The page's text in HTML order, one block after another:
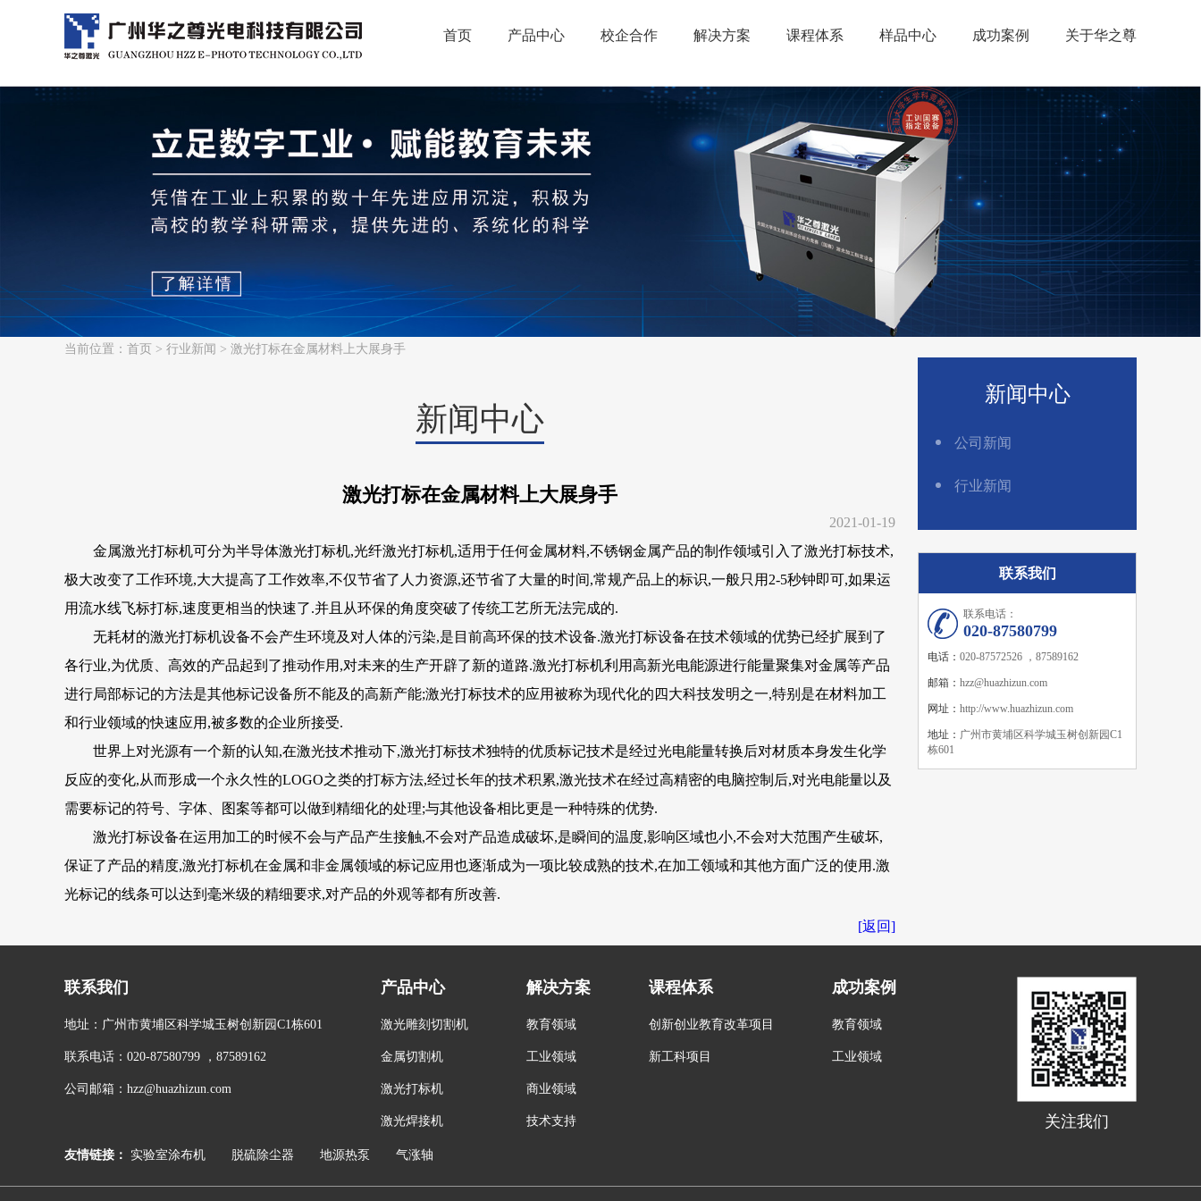
首页 产品中心 校企合作 解决方案 课程体系 样品中心 成功案例 关于华之尊
当前位置： 首页 > 行业新闻 > 激光打标在金属材料上大展身手
新闻中心
激光打标在金属材料上大展身手
2021-01-19
金属激光打标机可分为半导体激光打标机,光纤激光打标机,适用于任何金属材料,不锈钢金属产品的制作领域引入了激光打标技术,
极大改变了工作环境,大大提高了工作效率,不仅节省了人力资源,还节省了大量的时间,常规产品上的标识,一般只用2-5秒钟即可,如果运
用流水线飞标打标,速度更相当的快速了.并且从环保的角度突破了传统工艺所无法完成的.
无耗材的激光打标机设备不会产生环境及对人体的污染,是目前高环保的技术设备.激光打标设备在技术领域的优势已经扩展到了
各行业,为优质、高效的产品起到了推动作用,对未来的生产开辟了新的道路.激光打标机利用高新光电能源进行能量聚集对金属等产品
进行局部标记的方法是其他标记设备所不能及的高新产能;激光打标技术的应用被称为现代化的四大科技发明之一,特别是在材料加工
和行业领域的快速应用,被多数的企业所接受.
世界上对光源有一个新的认知,在激光技术推动下,激光打标技术独特的优质标记技术是经过光电能量转换后对材质本身发生化学
反应的变化,从而形成一个永久性的LOGO之类的打标方法,经过长年的技术积累,激光技术在经过高精密的电脑控制后,对光电能量以及
需要标记的符号、字体、图案等都可以做到精细化的处理;与其他设备相比更是一种特殊的优势.
激光打标设备在运用加工的时候不会与产品产生接触,不会对产品造成破坏,是瞬间的温度,影响区域也小,不会对大范围产生破坏,
保证了产品的精度,激光打标机在金属和非金属领域的标记应用也逐渐成为一项比较成熟的技术,在加工领域和其他方面广泛的使用.激
光标记的线条可以达到毫米级的精细要求,对产品的外观等都有所改善.
[返回]
新闻中心
公司新闻
行业新闻
联系我们
联系电话：
020-87580799
电话： 020-87572526 ，87589162
邮箱： hzz@huazhizun.com
网址： http://www.huazhizun.com
地址： 广州市黄埔区科学城玉树创新园C1
栋601
联系我们
地址：广州市黄埔区科学城玉树创新园C1栋601
联系电话：020-87580799 ，87589162
公司邮箱：hzz@huazhizun.com
产品中心
激光雕刻切割机
金属切割机
激光打标机
激光焊接机
解决方案
教育领域
工业领域
商业领域
技术支持
课程体系
创新创业教育改革项目
新工科项目
成功案例
教育领域
工业领域
关注我们
友情链接： 实验室涂布机 脱硫除尘器 地源热泵 气涨轴